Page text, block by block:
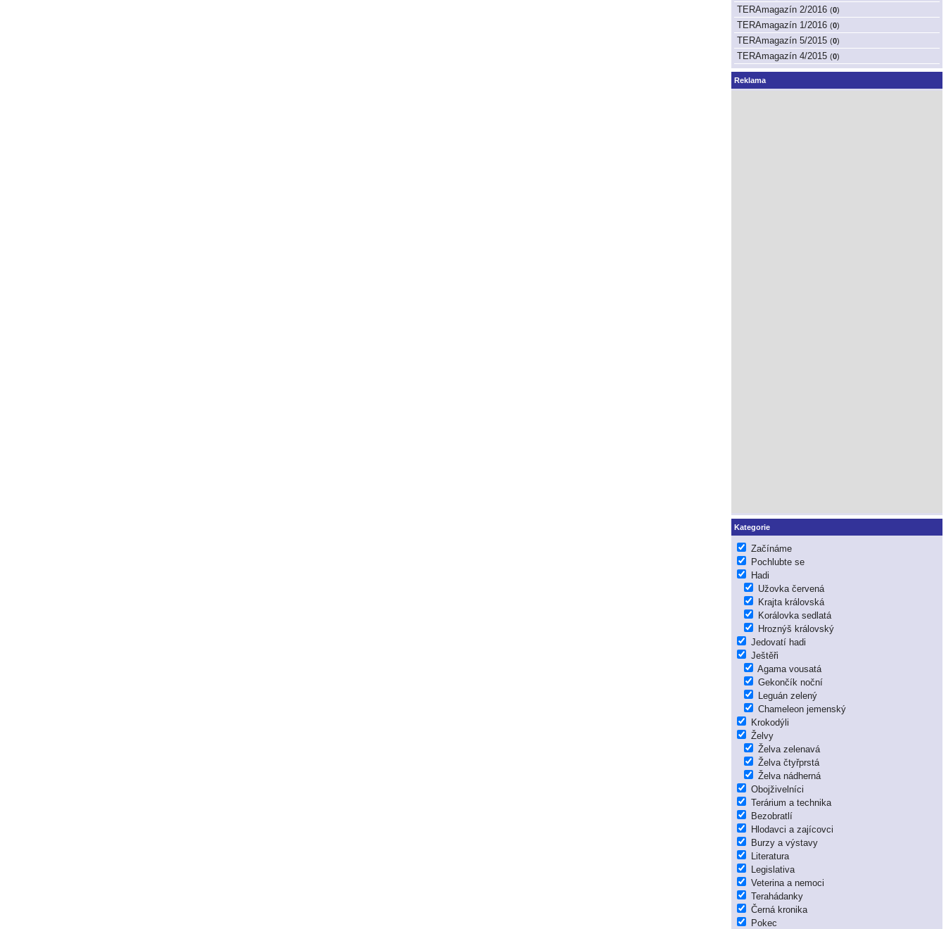
TERAmagazín 2/2016 (0)
TERAmagazín 1/2016 (0)
TERAmagazín 5/2015 (0)
TERAmagazín 4/2015 (0)
Reklama
Kategorie
Začínáme
Pochlubte se
Hadi
Užovka červená
Krajta královská
Korálovka sedlatá
Hroznýš královský
Jedovatí hadi
Ještěři
Agama vousatá
Gekončík noční
Leguán zelený
Chameleon jemenský
Krokodýli
Želvy
Želva zelenavá
Želva čtyřprstá
Želva nádherná
Obojživelníci
Terárium a technika
Bezobratlí
Hlodavci a zajícovci
Burzy a výstavy
Literatura
Legislativa
Veterina a nemoci
Terahádanky
Černá kronika
Pokec